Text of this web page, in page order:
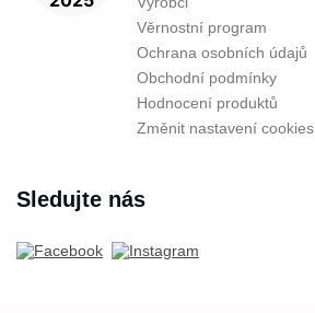
Věrnostní program
Ochrana osobních údajů
Obchodní podmínky
Hodnocení produktů
Změnit nastavení cookies
Sledujte nás